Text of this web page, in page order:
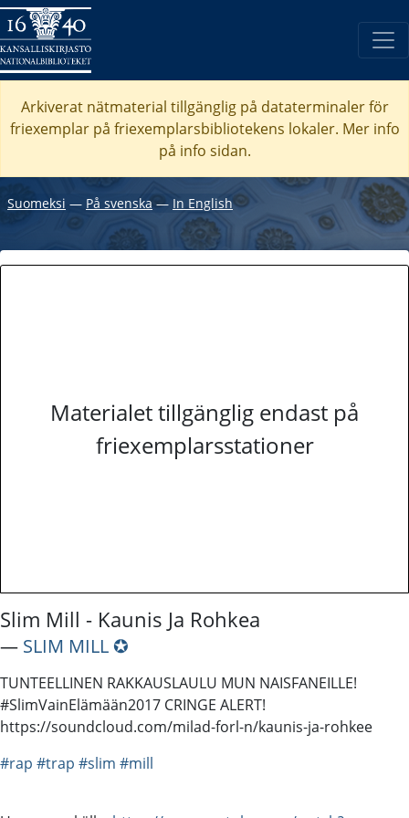
Arkiverat nätmaterial tillgänglig på dataterminaler för
friexemplar på friexemplarsbibliotekens lokaler. Mer info
på info sidan.
Suomeksi ― På svenska ― In English
Materialet tillgänglig endast på
friexemplarsstationer
Slim Mill - Kaunis Ja Rohkea
― SLIM MILL ✪
TUNTEELLINEN RAKKAUSLAULU MUN NAISFANEILLE!
#SlimVainElämään2017 CRINGE ALERT!
https://soundcloud.com/milad-forl-n/kaunis-ja-rohkee
#rap #trap #slim #mill